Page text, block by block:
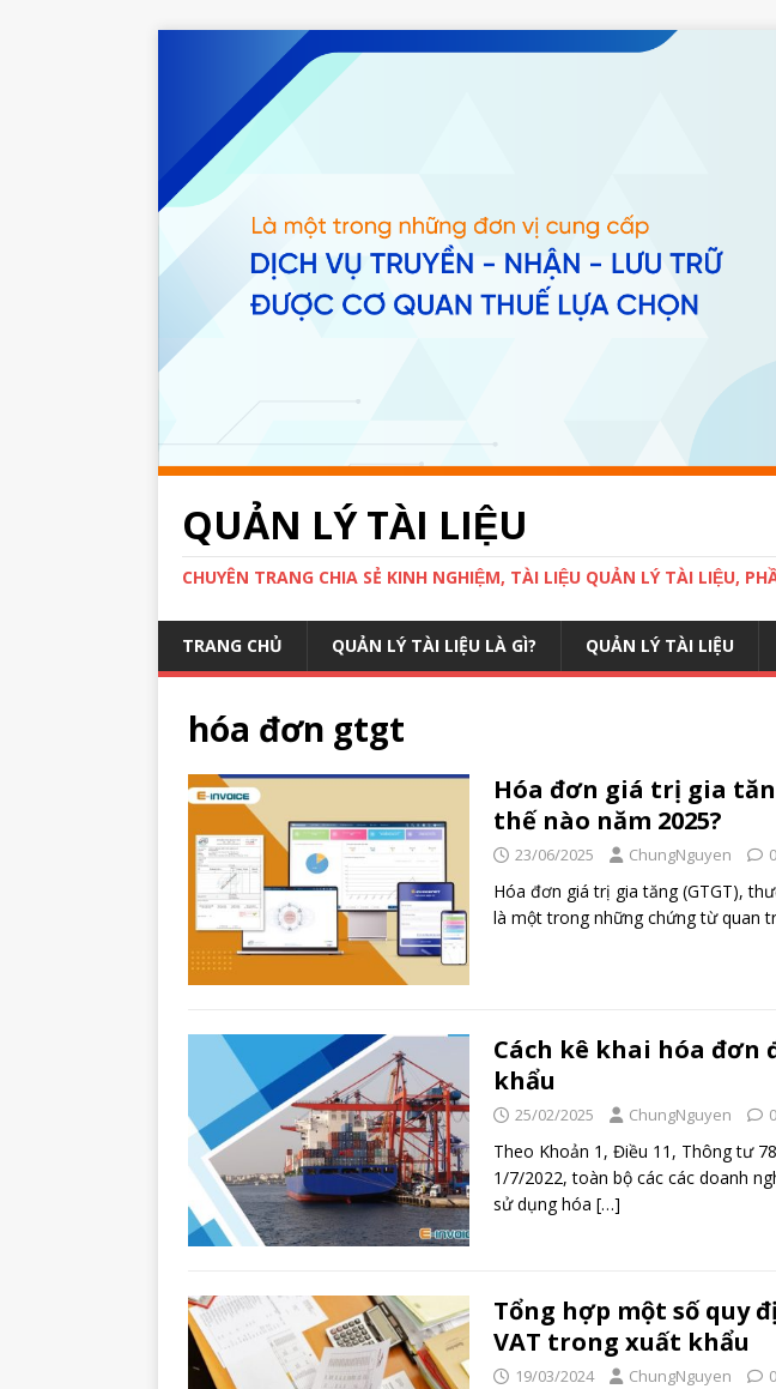
QUẢN LÝ TÀI LIỆU
CHUYÊN TRANG CHIA SẺ KINH NGHIỆM, TÀI LIỆU QUẢN LÝ TÀI LIỆU,
TRANG CHỦ QUẢN LÝ TÀI LIỆU LÀ GÌ? QUẢN LÝ TÀI LIỆU
hóa đơn gtgt
Hóa đơn giá trị gia
thế nào năm 2025?
23/06/2025 ChungNguyen 0
Hóa đơn giá trị gia tăng (GTGT),
là một trong những chứng từ quan
Cách kê khai hóa đơn
khẩu
25/02/2025 ChungNguyen 0
Theo Khoản 1, Điều 11, Thông tư
1/7/2022, toàn bộ các các doanh
sử dụng hóa […]
Tổng hợp một số quy
VAT trong xuất khẩu
19/03/2024 ChungNguyen 0